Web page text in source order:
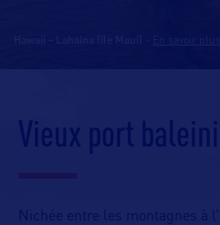
Vieux port
Nichée entre les montagnes à